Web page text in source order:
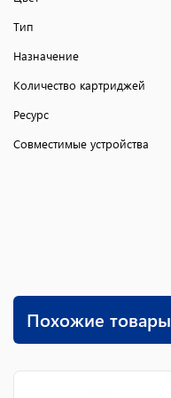
Тип
Назначение
Количество картриджей
Ресурс
Совместимые устройства
Похожие товары